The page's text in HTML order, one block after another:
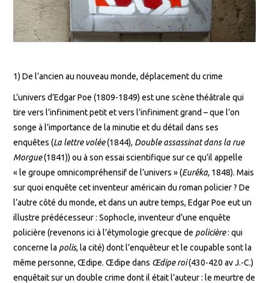
1) De l’ancien au nouveau monde, déplacement du crime
L’univers d’Edgar Poe (1809-1849) est une scène théâtrale qui
tire vers l’infiniment petit et vers l’infiniment grand – que l’on
songe à l’importance de la minutie et du détail dans ses
enquêtes (La lettre volée(1844), Double assassinat dans la rue
Morgue(1841)) ou à son essai scientifique sur ce qu’il appelle
« le groupe omnicompréhensif de l’univers » (Eurêka, 1848). Mais
sur quoi enquête cet inventeur américain du roman policier ? De
l’autre côté du monde, et dans un autre temps, Edgar Poe eut un
illustre prédécesseur : Sophocle, inventeur d’une enquête
policière (revenons ici à l’étymologie grecque de policière: qui
concerne la polis, la cité) dont l’enquêteur et le coupable sont la
même personne, Œdipe. Œdipe dans Œdipe roi(430-420 av J.-C.)
enquêtait sur un double crime dont il était l’auteur : le meurtre de